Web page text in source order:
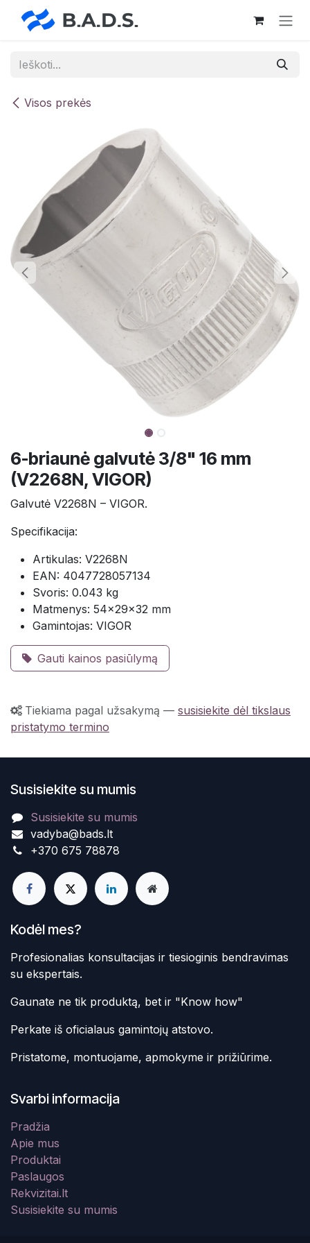
Skip to Content
Visos prekės
6-briaunė galvutė 3/8" 16 mm
(V2268N, VIGOR)
Galvutė V2268N – VIGOR.
Specifikacija:
Artikulas: V2268N
EAN: 4047728057134
Svoris: 0.043 kg
Matmenys: 54×29×32 mm
Gamintojas: VIGOR
Gauti kainos pasiūlymą
Tiekiama pagal užsakymą — susisiekite dėl tikslaus
pristatymo termino
Susisiekite su mumis
Susisiekite su mumis
vadyba@bads.lt
+370 675 78878
Kodėl mes?
Profesionalias konsultacijas ir tiesioginis bendravimas
su ekspertais.
Gaunate ne tik produktą, bet ir "Know how"
Perkate iš oficialaus gamintojų atstovo.
Pristatome, montuojame, apmokyme ir prižiūrime.
Svarbi informacija
Pradžia
Apie mus
Produktai
Paslaugos
Rekvizitai.lt
Susisiekite su mumis